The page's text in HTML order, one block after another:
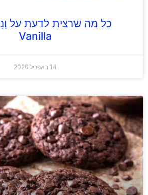
כל מה שרצית לדעת על
Vanilla
14 באפריל 2026